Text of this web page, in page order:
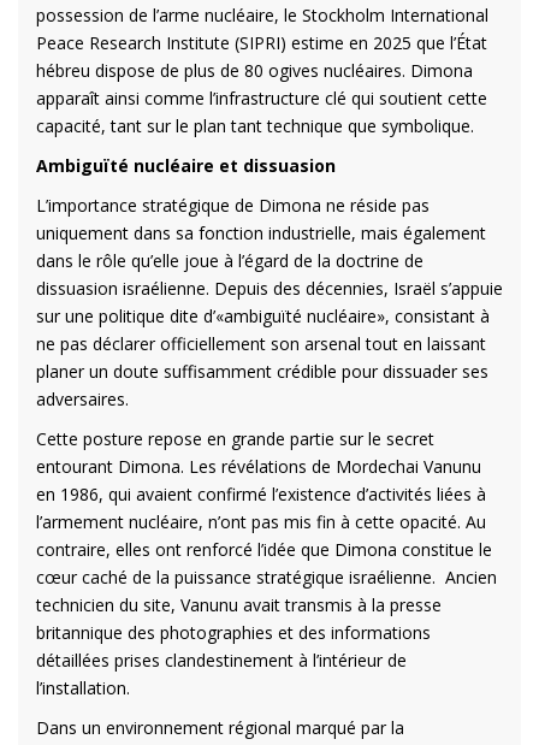
possession de l’arme nucléaire, le Stockholm International
Peace Research Institute (SIPRI) estime en 2025 que l’État
hébreu dispose de plus de 80 ogives nucléaires. Dimona
apparaît ainsi comme l’infrastructure clé qui soutient cette
capacité, tant sur le plan tant technique que symbolique.
Ambiguïté nucléaire et dissuasion
L’importance stratégique de Dimona ne réside pas
uniquement dans sa fonction industrielle, mais également
dans le rôle qu’elle joue à l’égard de la doctrine de
dissuasion israélienne. Depuis des décennies, Israël s’appuie
sur une politique dite d’«ambiguïté nucléaire», consistant à
ne pas déclarer officiellement son arsenal tout en laissant
planer un doute suffisamment crédible pour dissuader ses
adversaires.
Cette posture repose en grande partie sur le secret
entourant Dimona. Les révélations de Mordechai Vanunu
en 1986, qui avaient confirmé l’existence d’activités liées à
l’armement nucléaire, n’ont pas mis fin à cette opacité. Au
contraire, elles ont renforcé l’idée que Dimona constitue le
cœur caché de la puissance stratégique israélienne. Ancien
technicien du site, Vanunu avait transmis à la presse
britannique des photographies et des informations
détaillées prises clandestinement à l’intérieur de
l’installation.
Dans un environnement régional marqué par la